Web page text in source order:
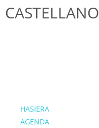
CASTELLANO
HASIERA
AGENDA